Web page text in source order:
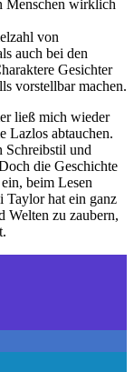
Menschen wirklich
von
auch bei den
Gesichter
vorstellbar machen.
ließ mich wieder
Lazlos abtauchen.
Schreibstil und
die Geschichte
beim Lesen
Taylor hat ein ganz
Welten zu zaubern,